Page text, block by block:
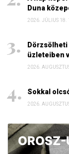
Duna
2026. JÚLIUS 18.
Dörzsölheti
üzleteiben
2026.
Sokkal
2026.
OROSZ-